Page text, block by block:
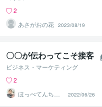
2
あさがおの花 2023/08/19
〇〇が伝わってこそ接客
ビジネス・マーケティング
2
ほっぺてんちょ
う
2022/06/26